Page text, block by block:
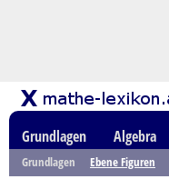
Grundlagen Algebra
Grundlagen Ebene Figuren